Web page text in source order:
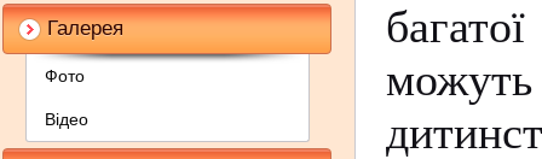
Галерея
Фото
Відео